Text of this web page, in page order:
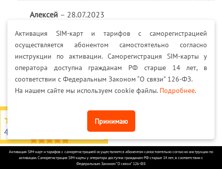
Алексей – 28.07.2023
тоже безлимитная, без ограничения?
MEGA SIMKA– 11.08.2023
Всё верно
Оценка5
из 5
Илья– 29.07.2023
А если у меня уже подключен от вашей
Активация SIM-карт и тарифов с саморегистрацией осуществляется абонентом самостоятельно согласно инструкции по
активации. Саморегистрация SIM-карты у оператора доступна гражданам РФ старше 14 лет, в соответствии с
Федеральным Законом “О связи” 126-ФЗ.
4566 отзывов на Яндекс
Активация SIM-карт и тарифов с саморегистрацией
осуществляется абонентом самостоятельно согласно
инструкции по активации. Саморегистрация SIM-карты у
оператора доступна гражданам РФ старше 14 лет, в
соответствии с Федеральным Законом “О связи” 126-ФЗ.
На нашем сайте мы используем cookie файлы. Подробнее.
Принимаю